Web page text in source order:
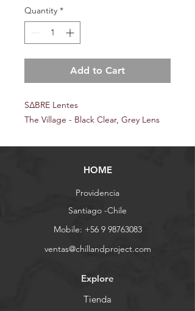
Quantity *
Add to Cart
S∆BRE Lentes
The Village - Black Clear, Grey Lens
HOME
Providencia
Santiago -Chile
Mobile: +56 9 98763083
ventas@chillandproject.com
Explore
Tienda